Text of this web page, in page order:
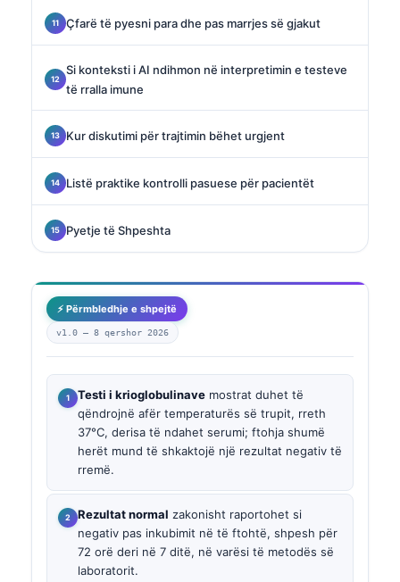
Çfarë të pyesni para dhe pas marrjes së gjakut
Si konteksti i AI ndihmon në interpretimin e testeve
të rralla imune
Kur diskutimi për trajtimin bëhet urgjent
Listë praktike kontrolli pasuese për pacientët
Pyetje të Shpeshta
⚡ Përmbledhje e shpejtë
v1.0 — 8 qershor 2026
Testi i krioglobulinave mostrat duhet të
qëndrojnë afër temperaturës së trupit, rreth
37°C, derisa të ndahet serumi; ftohja shumë
herët mund të shkaktojë një rezultat negativ të
rremë.
Rezultat normal zakonisht raportohet si
negativ pas inkubimit në të ftohtë, shpesh për
72 orë deri në 7 ditë, në varësi të metodës së
laboratorit.